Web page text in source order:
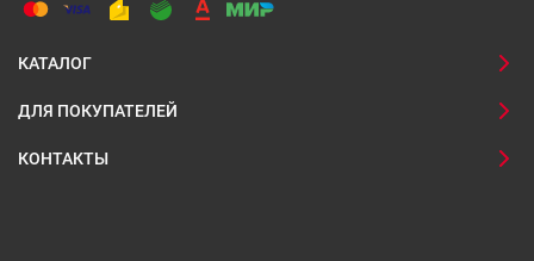
КАТАЛОГ
ДЛЯ ПОКУПАТЕЛЕЙ
КОНТАКТЫ